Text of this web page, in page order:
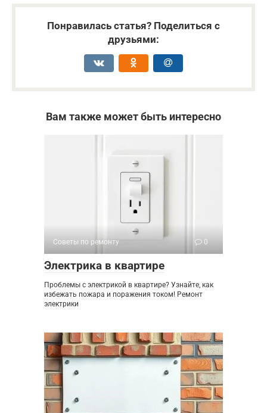
Понравилась статья? Поделиться с
друзьями:
Вам также может быть интересно
Советы по ремонту 0
Электрика в квартире
Проблемы с электрикой в квартире? Узнайте, как
избежать пожара и поражения током! Ремонт
электрики